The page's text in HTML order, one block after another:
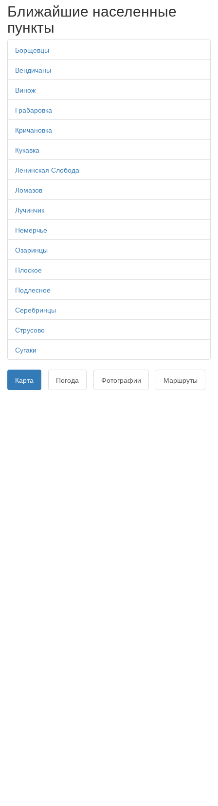
Ближайшие населенные
пункты
Борщевцы
Вендичаны
Винож
Грабаровка
Кричановка
Кукавка
Ленинская Слобода
Ломазов
Лучинчик
Немерчье
Озаринцы
Плоское
Подлесное
Серебринцы
Струсово
Сугаки
Карта Погода Фотографии Маршруты